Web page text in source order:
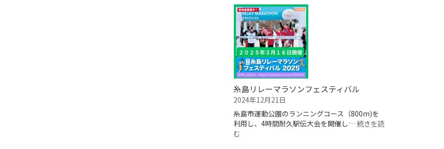
く
終
了！
大
会
マ
ラ
ン
糸島リレーマラソンフェスティバル
2024年12月21日
糸島市運動公園のランニングコース（800m)を
利用し、4時間耐久駅伝大会を開催し…続きを読
む